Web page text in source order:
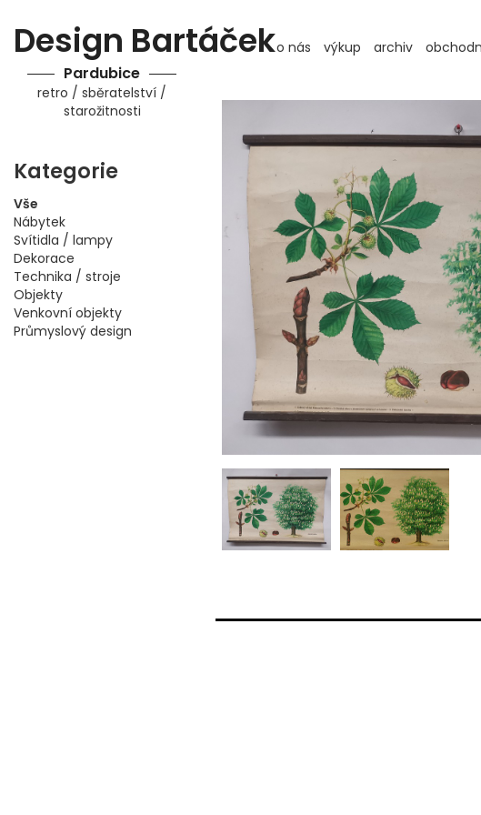
Design Bartáček
Pardubice
retro / sběratelství /
starožitnosti
Kategorie
Vše
Nábytek
Svítidla / lampy
Dekorace
Technika / stroje
Objekty
Venkovní objekty
Průmyslový design
o nás výkup archiv